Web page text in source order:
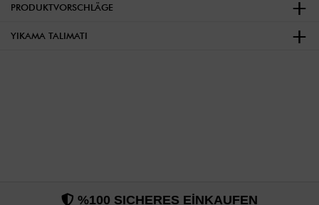
PRODUKTVORSCHLÄGE
YIKAMA TALIMATI
%100 SICHERES EİNKAUFEN